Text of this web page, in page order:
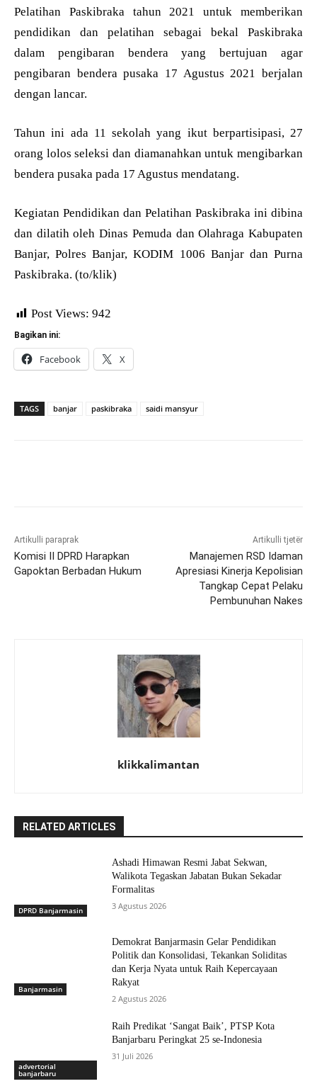
Pelatihan Paskibraka tahun 2021 untuk memberikan
pendidikan dan pelatihan sebagai bekal Paskibraka
dalam pengibaran bendera yang bertujuan agar
pengibaran bendera pusaka 17 Agustus 2021 berjalan
dengan lancar.
Tahun ini ada 11 sekolah yang ikut berpartisipasi, 27
orang lolos seleksi dan diamanahkan untuk mengibarkan
bendera pusaka pada 17 Agustus mendatang.
Kegiatan Pendidikan dan Pelatihan Paskibraka ini dibina
dan dilatih oleh Dinas Pemuda dan Olahraga Kabupaten
Banjar, Polres Banjar, KODIM 1006 Banjar dan Purna
Paskibraka. (to/klik)
Post Views: 942
Bagikan ini:
Facebook X
TAGS banjar paskibraka saidi mansyur
Artikulli paraprak
Komisi II DPRD Harapkan
Gapoktan Berbadan Hukum
Artikulli tjetër
Manajemen RSD Idaman
Apresiasi Kinerja Kepolisian
Tangkap Cepat Pelaku
Pembunuhan Nakes
klikkalimantan
RELATED ARTICLES
DPRD Banjarmasin
Ashadi Himawan Resmi Jabat Sekwan,
Walikota Tegaskan Jabatan Bukan Sekadar
Formalitas
3 Agustus 2026
Banjarmasin
Demokrat Banjarmasin Gelar Pendidikan
Politik dan Konsolidasi, Tekankan Soliditas
dan Kerja Nyata untuk Raih Kepercayaan
Rakyat
2 Agustus 2026
advertorial
banjarbaru
Raih Predikat ‘Sangat Baik’, PTSP Kota
Banjarbaru Peringkat 25 se-Indonesia
31 Juli 2026